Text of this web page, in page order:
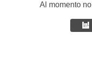
Al momento